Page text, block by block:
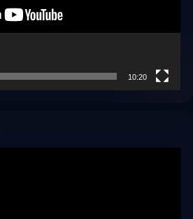
10:20